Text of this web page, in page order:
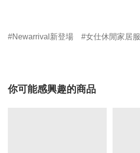
Newarrival新登場 女仕休閒家居服
你可能感興趣的商品